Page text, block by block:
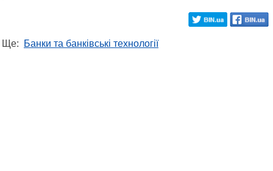
Ще: Банки та банківські технології